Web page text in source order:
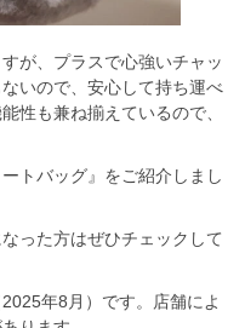
が、プラスで心強いチャッ
いので、安心して持ち運べ
性も兼ね揃えているので、
トバッグ』をご紹介しまし
った方はぜひチェックして
年8月）です。店舗によ